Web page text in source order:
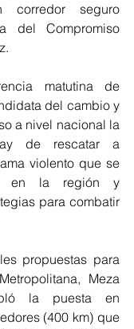
corredor seguro
del Compromiso
matutina de
del cambio y
a nivel nacional la
de rescatar a
violento que se
en la región y
para combatir
propuestas para
Meza
la puesta en
(400 km) que